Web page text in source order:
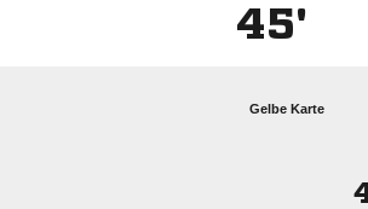
45'
Gelbe Karte